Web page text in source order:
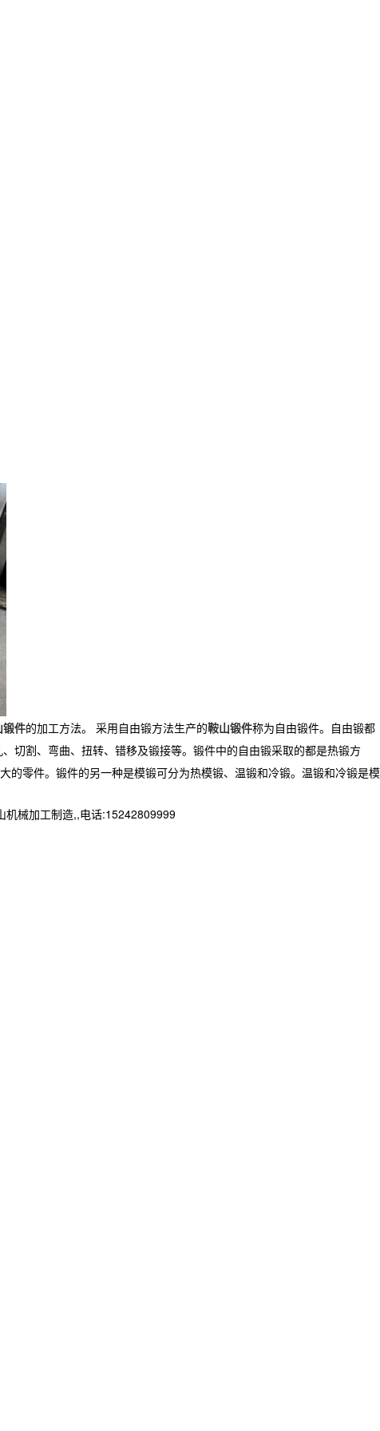
锻件的加工方法。 采用自由锻方法生产的鞍山锻件称为自由锻件。自由锻都
切割、弯曲、扭转、错移及锻接等。锻件中的自由锻采取的都是热锻方
零件。锻件的另一种是模锻可分为热模锻、温锻和冷锻。温锻和冷锻是模
机械加工制造,,电话:15242809999